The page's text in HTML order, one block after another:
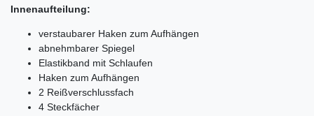
Innenaufteilung:
verstaubarer Haken zum Aufhängen
abnehmbarer Spiegel
Elastikband mit Schlaufen
Haken zum Aufhängen
2 Reißverschlussfach
4 Steckfächer